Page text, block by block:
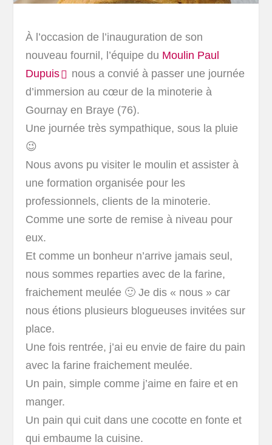
À l’occasion de l’inauguration de son
nouveau fournil, l’équipe du Moulin Paul
Dupuis
nous a convié à passer une journée
d’immersion au cœur de la minoterie à
Gournay en Braye (76).
Une journée très sympathique, sous la pluie
😉
Nous avons pu visiter le moulin et assister à
une formation organisée pour les
professionnels, clients de la minoterie.
Comme une sorte de remise à niveau pour
eux.
Et comme un bonheur n’arrive jamais seul,
nous sommes reparties avec de la farine,
fraichement meulée 🙂 Je dis « nous » car
nous étions plusieurs blogueuses invitées sur
place.
Une fois rentrée, j’ai eu envie de faire du pain
avec la farine fraichement meulée.
Un pain, simple comme j’aime en faire et en
manger.
Un pain qui cuit dans une cocotte en fonte et
qui embaume la cuisine.